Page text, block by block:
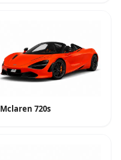
Mclaren 720s